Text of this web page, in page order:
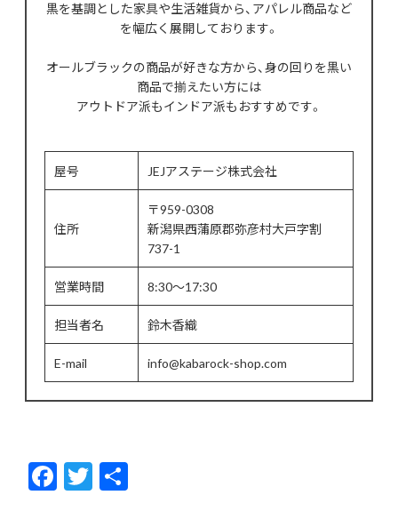
黒を基調とした家具や生活雑貨から、アパレル商品など
を幅広く展開しております。
オールブラックの商品が好きな方から、身の回りを黒い
商品で揃えたい方には
アウトドア派もインドア派もおすすめです。
屋号 JEJアステージ株式会社
住所
〒959-0308
新潟県西蒲原郡弥彦村大戸字割
737-1
営業時間 8:30～17:30
担当者名 鈴木香織
E-mail info@kabarock-shop.com
F
ac
T
w